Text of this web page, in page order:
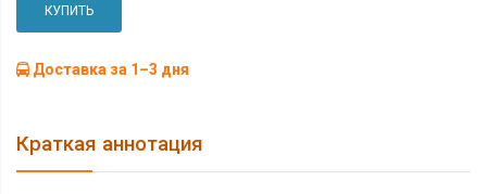
КУПИТЬ
Доставка за 1–3 дня
Краткая аннотация